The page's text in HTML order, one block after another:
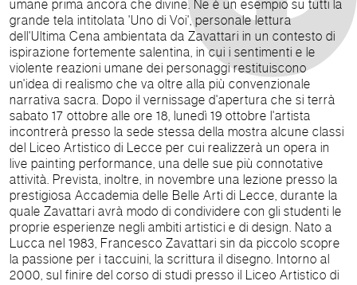
umane prima ancora che divine. Ne è un esempio su tutti la
grande tela intitolata 'Uno di Voi', personale lettura
dell'Ultima Cena ambientata da Zavattari in un contesto di
ispirazione fortemente salentina, in cui i sentimenti e le
violente reazioni umane dei personaggi restituiscono
un'idea di realismo che va oltre alla più convenzionale
narrativa sacra. Dopo il vernissage d'apertura che si terrà
sabato 17 ottobre alle ore 18, lunedì 19 ottobre l'artista
incontrerà presso la sede stessa della mostra alcune classi
del Liceo Artistico di Lecce per cui realizzerà un opera in
live painting performance, una delle sue più connotative
attività. Prevista, inoltre, in novembre una lezione presso la
prestigiosa Accademia delle Belle Arti di Lecce, durante la
quale Zavattari avrà modo di condividere con gli studenti le
proprie esperienze negli ambiti artistici e di design. Nato a
Lucca nel 1983, Francesco Zavattari sin da piccolo scopre
la passione per i taccuini, la scrittura il disegno. Intorno al
2000, sul finire del corso di studi presso il Liceo Artistico di